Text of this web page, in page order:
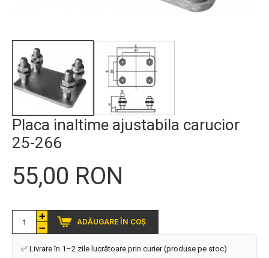
Placa inaltime ajustabila carucior
25-266
55,00 RON
ADĂUGARE ÎN COȘ
✅ Livrare în 1–2 zile lucrătoare prin curier (produse pe stoc)